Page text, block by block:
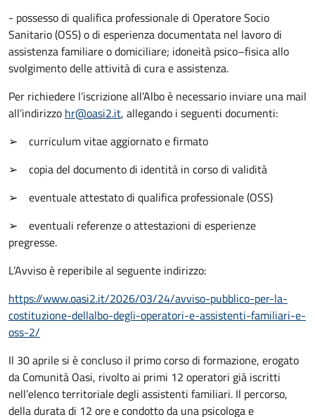
- possesso di qualifica professionale di Operatore Socio
Sanitario (OSS) o di esperienza documentata nel lavoro di
assistenza familiare o domiciliare; idoneità psico–fisica allo
svolgimento delle attività di cura e assistenza.
Per richiedere l’iscrizione all’Albo è necessario inviare una mail
all’indirizzo hr@oasi2.it, allegando i seguenti documenti:
➢ curriculum vitae aggiornato e firmato
➢ copia del documento di identità in corso di validità
➢ eventuale attestato di qualifica professionale (OSS)
➢ eventuali referenze o attestazioni di esperienze
pregresse.
L’Avviso è reperibile al seguente indirizzo:
https://www.oasi2.it/2026/03/24/avviso-pubblico-per-la-
costituzione-dellalbo-degli-operatori-e-assistenti-familiari-e-
oss-2/
Il 30 aprile si è concluso il primo corso di formazione, erogato
da Comunità Oasi, rivolto ai primi 12 operatori già iscritti
nell’elenco territoriale degli assistenti familiari. Il percorso,
della durata di 12 ore e condotto da una psicologa e